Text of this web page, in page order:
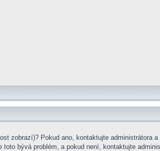
zobrazí)? Pokud ano, kontaktujte administrátora a
bývá problém, a pokud není, kontaktujte